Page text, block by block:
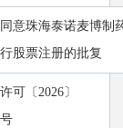
意珠海泰诺麦博制
股票注册的批复
可〔2026〕